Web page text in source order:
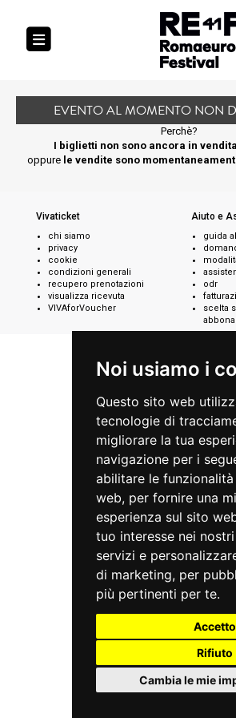
Noi usiamo i
Questo sito web
tecnologie di
migliorare la tua
navigazione per i
abilitare le
web, per fornire una
esperienza sul sito
tuo interesse nei
servizi e
di marketing, per
più pertinenti per te.
Accetto
Rifiuto
Cambia le mie
EVENTO AL MOMENTO NON
Perchè?
I biglietti non sono ancora in
oppure le vendite sono
Vivaticket
chi siamo
privacy
cookie
condizioni generali
recupero prenotazioni
visualizza ricevuta
VIVAforVoucher
Aiuto e
guida
odr
scelta